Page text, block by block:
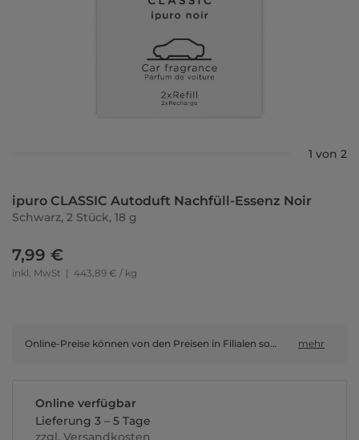
1 von 2
ipuro CLASSIC Autoduft Nachfüll-Essenz Noir
Schwarz, 2 Stück, 18 g
7,99 €
inkl. MwSt | 443,89 € / kg
Online-Preise können von den Preisen in Filialen sowie Shop-in-Shop-Flächen abweichen. mehr
Online verfügbar
Lieferung 3 – 5 Tage
zzgl. Versandkosten